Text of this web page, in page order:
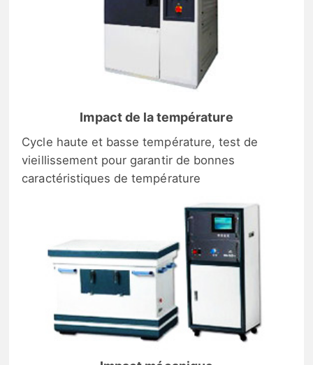
Impact de la température
Cycle haute et basse température, test de
vieillissement pour garantir de bonnes
caractéristiques de température